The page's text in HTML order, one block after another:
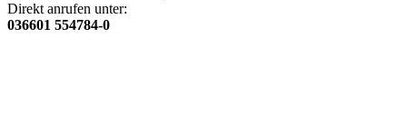
Direkt anrufen unter:
036601 554784-0